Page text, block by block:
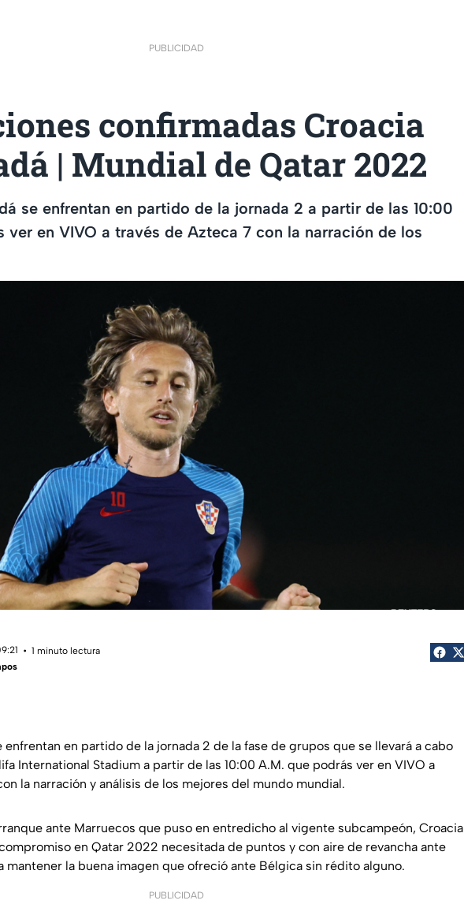
PUBLICIDAD
confirmadas Croacia
| Mundial de Qatar 2022
se enfrentan en partido de la jornada 2 a partir de las 10:00
ver en VIVO a través de Azteca 7 con la narración de los
1 minuto lectura
enfrentan en partido de la jornada 2 de la fase de grupos que se llevará a cabo
International Stadium a partir de las 10:00 A.M. que podrás ver en VIVO a
la narración y análisis de los mejores del mundo mundial.
ante Marruecos que puso en entredicho al vigente subcampeón, Croacia
en Qatar 2022 necesitada de puntos y con aire de revancha ante
mantener la buena imagen que ofreció ante Bélgica sin rédito alguno.
PUBLICIDAD